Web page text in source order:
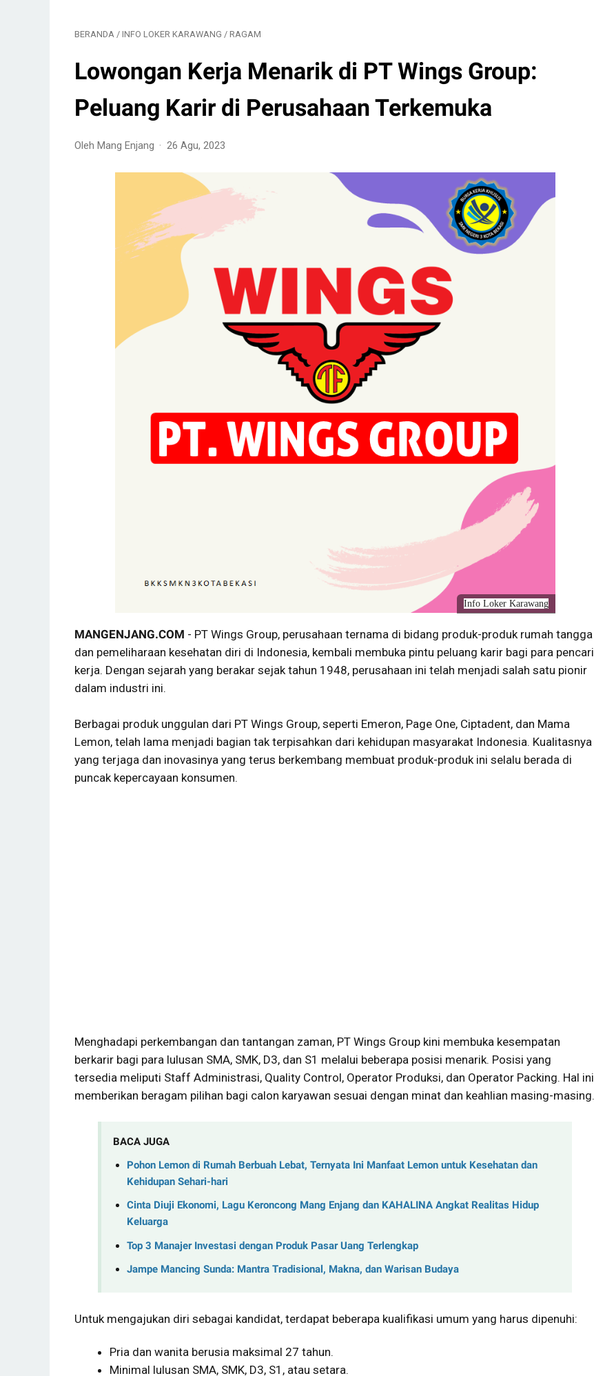
BERANDA / INFO LOKER KARAWANG / RAGAM
Lowongan Kerja Menarik di PT Wings Group:
Peluang Karir di Perusahaan Terkemuka
Oleh Mang Enjang 26 Agu, 2023
Info Loker Karawang
MANGENJANG.COM - PT Wings Group, perusahaan ternama di bidang produk-produk rumah tangga
dan pemeliharaan kesehatan diri di Indonesia, kembali membuka pintu peluang karir bagi para pencari
kerja. Dengan sejarah yang berakar sejak tahun 1948, perusahaan ini telah menjadi salah satu pionir
dalam industri ini.
Berbagai produk unggulan dari PT Wings Group, seperti Emeron, Page One, Ciptadent, dan Mama
Lemon, telah lama menjadi bagian tak terpisahkan dari kehidupan masyarakat Indonesia. Kualitasnya
yang terjaga dan inovasinya yang terus berkembang membuat produk-produk ini selalu berada di
puncak kepercayaan konsumen.
Menghadapi perkembangan dan tantangan zaman, PT Wings Group kini membuka kesempatan
berkarir bagi para lulusan SMA, SMK, D3, dan S1 melalui beberapa posisi menarik. Posisi yang
tersedia meliputi Staff Administrasi, Quality Control, Operator Produksi, dan Operator Packing. Hal ini
memberikan beragam pilihan bagi calon karyawan sesuai dengan minat dan keahlian masing-masing.
BACA JUGA
Pohon Lemon di Rumah Berbuah Lebat, Ternyata Ini Manfaat Lemon untuk Kesehatan dan
Kehidupan Sehari-hari
Cinta Diuji Ekonomi, Lagu Keroncong Mang Enjang dan KAHALINA Angkat Realitas Hidup
Keluarga
Top 3 Manajer Investasi dengan Produk Pasar Uang Terlengkap
Jampe Mancing Sunda: Mantra Tradisional, Makna, dan Warisan Budaya
Untuk mengajukan diri sebagai kandidat, terdapat beberapa kualifikasi umum yang harus dipenuhi:
Pria dan wanita berusia maksimal 27 tahun.
Minimal lulusan SMA, SMK, D3, S1, atau setara.